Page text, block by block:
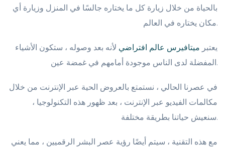
بالحياة من خلال زيارة كل ما يختاره جالسًا في المنزل وزيارة أي
مكان يختاره في العالم.
يعتبر ميتافيرس عالم افتراضي لأنه بعد وصوله ، ستكون الأشياء
المفضلة لدى الناس موجودة أمامهم في غمضة عين.
في عصرنا الحالي ، نستمتع بالعروض الحية عبر الإنترنت من خلال
مكالمات الفيديو عبر الإنترنت ، بعد ظهور هذه التكنولوجيا ،
سنعيش حياتنا بطريقة مختلفة.
مع هذه التقنية ، سيتم أيضًا رؤية عصر البشر الرقميين ، مما يعني